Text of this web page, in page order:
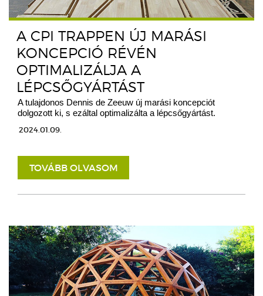
A CPI TRAPPEN ÚJ MARÁSI
KONCEPCIÓ RÉVÉN
OPTIMALIZÁLJA A
LÉPCSŐGYÁRTÁST
A tulajdonos Dennis de Zeeuw új marási koncepciót
dolgozott ki, s ezáltal optimalizálta a lépcsőgyártást.
2024.01.09.
TOVÁBB OLVASOM